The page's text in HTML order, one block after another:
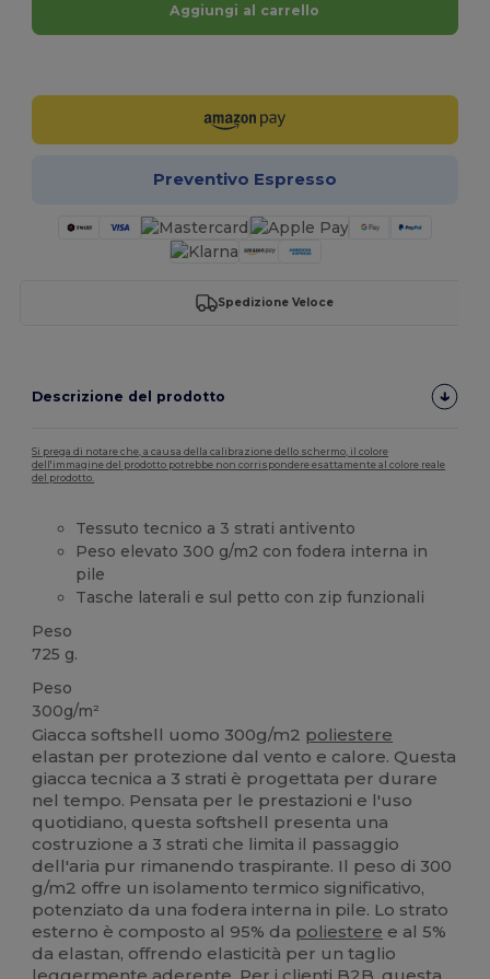
Aggiungi al carrello
Preventivo Espresso
Spedizione Veloce
Descrizione del prodotto
Si prega di notare che, a causa della calibrazione dello schermo, il colore
dell'immagine del prodotto potrebbe non corrispondere esattamente al colore reale
del prodotto.
Tessuto tecnico a 3 strati antivento
Peso elevato 300 g/m2 con fodera interna in
pile
Tasche laterali e sul petto con zip funzionali
Peso
725 g.
Peso
300g/m²
Giacca softshell uomo 300g/m2 poliestere
elastan per protezione dal vento e calore. Questa
giacca tecnica a 3 strati è progettata per durare
nel tempo. Pensata per le prestazioni e l'uso
quotidiano, questa softshell presenta una
costruzione a 3 strati che limita il passaggio
dell'aria pur rimanendo traspirante. Il peso di 300
g/m2 offre un isolamento termico significativo,
potenziato da una fodera interna in pile. Lo strato
esterno è composto al 95% da poliestere e al 5%
da elastan, offrendo elasticità per un taglio